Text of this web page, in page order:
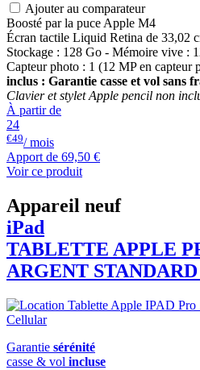
Ajouter au comparateur
Boosté par la puce Apple M4
Écran tactile Liquid Retina de 33,02
Stockage : 128 Go - Mémoire vive :
Capteur photo : 1 (12 MP en capteur
inclus : Garantie casse et vol sans
Clavier et stylet Apple pencil non
À partir de
24
€49/ mois
Apport de 69,50 €
Voir ce produit
Appareil neuf
iPad
TABLETTE APPLE
ARGENT
Garantie sérénité
casse & vol incluse